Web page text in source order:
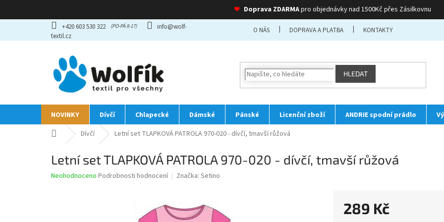
❤ Doprava ZDARMApro objednávky nad 1500Kč přes Zásilkovnu
obsah
+420 603 530 322
info@wolf-
textil.cz
O NÁS DOPRAVA A PLATBA KONTAKTY
HLEDAT
NOVINKY Dívčí Chlapecké Dámské Pánské Licenční zboží ANDRIE spodní prádlo
Domů Dívčí Letní set TLAPKOVÁ PATROLA 970-020 - dívčí, tmavší růžová
Letní set TLAPKOVÁ PATROLA 970-020 - dívčí, tmavší růžová
Průměrné
Neohodnoceno Podrobnosti hodnocení Značka: Setino
289 Kč